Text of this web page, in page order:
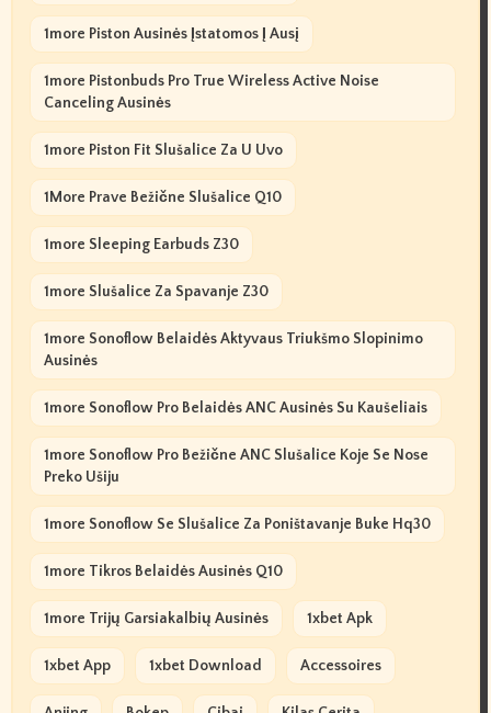
1more Piston Ausinės Įstatomos Į Ausį
1more Pistonbuds Pro True Wireless Active Noise
Canceling Ausinės
1more Piston Fit Slušalice Za U Uvo
1More Prave Bežične Slušalice Q10
1more Sleeping Earbuds Z30
1more Slušalice Za Spavanje Z30
1more Sonoflow Belaidės Aktyvaus Triukšmo Slopinimo
Ausinės
1more Sonoflow Pro Belaidės ANC Ausinės Su Kaušeliais
1more Sonoflow Pro Bežične ANC Slušalice Koje Se Nose
Preko Ušiju
1more Sonoflow Se Slušalice Za Poništavanje Buke Hq30
1more Tikros Belaidės Ausinės Q10
1more Trijų Garsiakalbių Ausinės 1xbet Apk
1xbet App 1xbet Download Accessoires